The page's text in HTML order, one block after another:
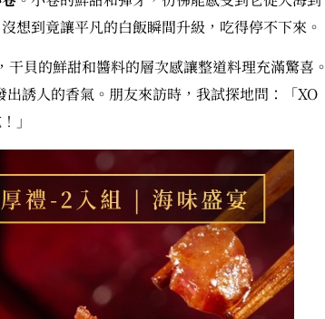
想到竟讓平凡的白飯瞬間升級，吃得停不下來。
貝的鮮甜和醬料的層次感讓整道料理充滿驚喜。
誘人的香氣。朋友來訪時，我試探地問：「XO
」